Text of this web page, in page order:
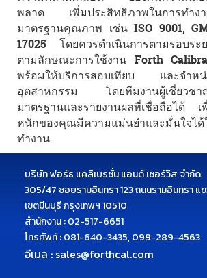
พลาด เพิ่มประสิทธิภาพในการทำ
มาตรฐานคุณภาพ เช่น ISO 9001,
17025 โดยควรดำเนินการตามรอบระ
ตามลักษณะการใช้งาน Forth
พร้อมให้บริการสอบเทียบ และจำหน่
อุตสาหกรรม โดยทีมงานผู้เชี่ยวชา
มาตรฐานและรายงานผลที่เชื่อถือได้ เ
หนักของคุณมีความแม่นยำและมั่นใจไ
ทำงาน
บริษัท ฟอร์ธ แคลิเบรชั่น แอนด์ เซอร์วิส จำกัด
305/47 ซอยรามอินทรา 123 ถนนรามอินทรา แ
เขตมีนบุรี กรุงเทพฯ 10510
สำนักงาน : 02-517-6651
โทรศัพท์ :081-640-3435, 099-289-4563
อีเมล : sales@forthcal.com